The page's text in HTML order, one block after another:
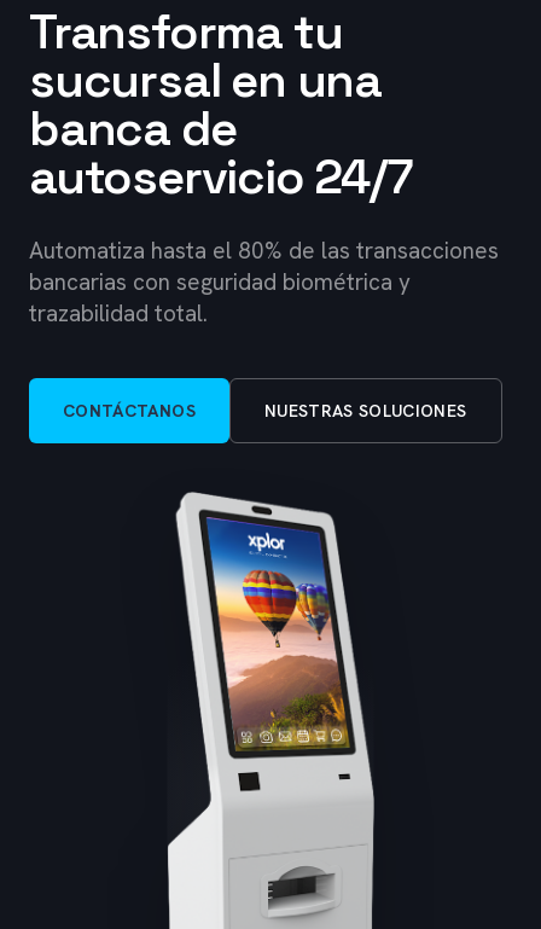
Transforma tu
sucursal en una
banca de
autoservicio 24/7
Automatiza hasta el 80% de las transacciones
bancarias con seguridad biométrica y
trazabilidad total.
CONTÁCTANOS NUESTRAS SOLUCIONES